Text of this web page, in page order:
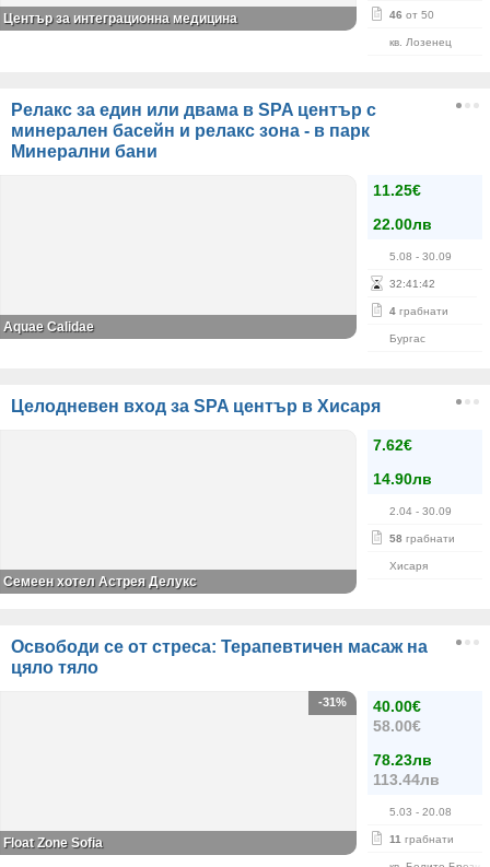
46 от 50
кв. Лозенец
Център за интеграционна медицина
Релакс за един или двама в SPA център с
минерален басейн и релакс зона - в парк
Минерални бани
11.25€
22.00лв
5.08 - 30.09
32:41 :42
4 грабнати
Бургас
Aquae Calidae
Целодневен вход за SPA център в Хисаря
7.62€
14.90лв
2.04 - 30.09
58 грабнати
Хисаря
Семеен хотел Астрея Делукс
Освободи се от стреса: Терапевтичен масаж на
цяло тяло
40.00€
58.00€
78.23лв
113.44лв
5.03 - 20.08
11 грабнати
-31%
Float Zone Sofia